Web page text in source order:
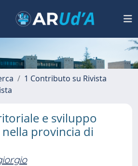
1 Contributo su Rivista
e sviluppo
provincia di